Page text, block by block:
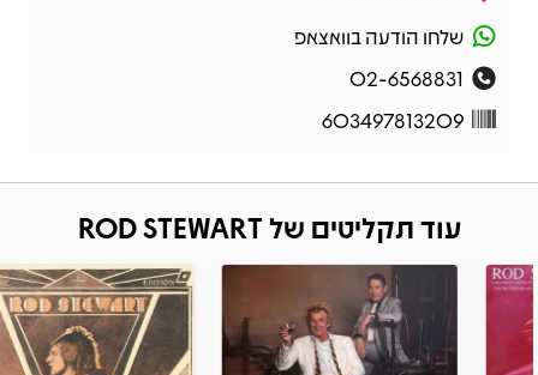
שלחו הודעה בוואצאפ
02-6568831
603497813209
עוד תקליטים של ROD STEWART